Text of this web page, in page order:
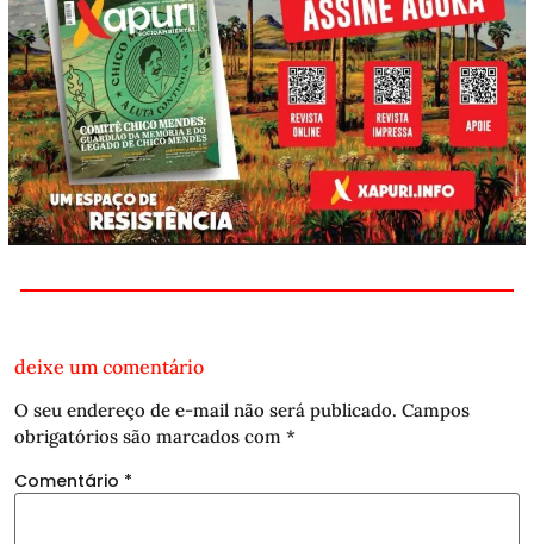
deixe um comentário
O seu endereço de e-mail não será publicado. Campos
obrigatórios são marcados com *
Comentário *